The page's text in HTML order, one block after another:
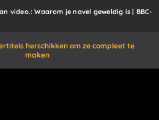
video.: Waarom je navel geweldig is | BBC-
herschikken om ze compleet te
maken